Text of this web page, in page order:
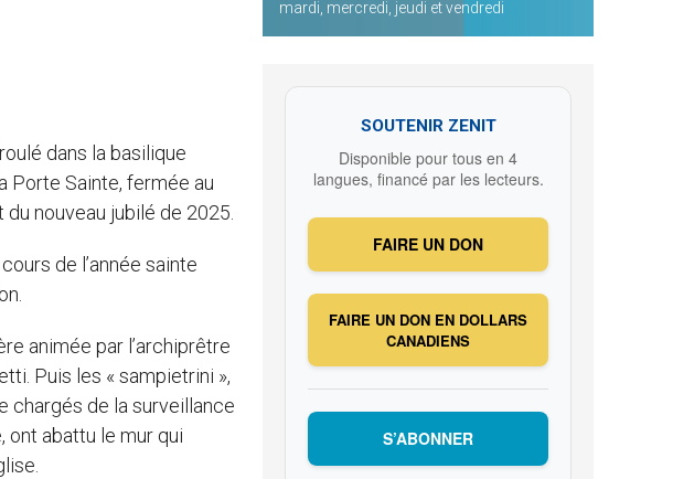
dans la basilique
Porte Sainte, fermée au
nouveau jubilé de 2025.
de l’année sainte
animée par l’archiprêtre
Puis les « sampietrini »,
chargés de la surveillance
ont abattu le mur qui
mardi, mercredi, jeudi et vendredi
SOUTENIR ZENIT
Disponible pour tous en 4
langues, financé par les lecteurs.
FAIRE UN DON
FAIRE UN DON EN DOLLARS
CANADIENS
S’ABONNER